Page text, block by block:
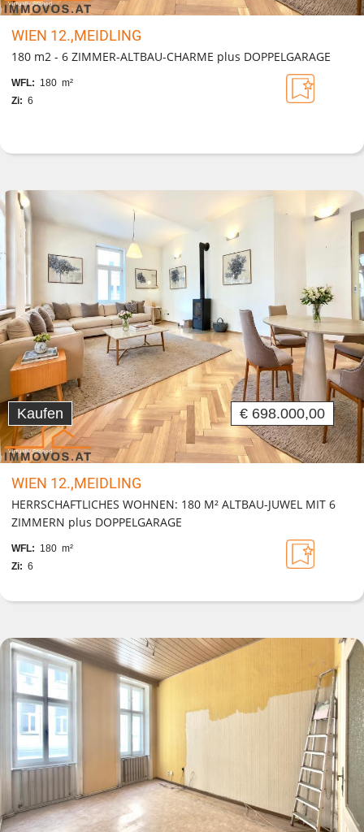
WIEN 12.,MEIDLING
180 m2 - 6 ZIMMER-ALTBAU-CHARME plus DOPPELGARAGE
WFL: 180 m²
Zi: 6
Kaufen € 698.000,00
WIEN 12.,MEIDLING
HERRSCHAFTLICHES WOHNEN: 180 M² ALTBAU-JUWEL MIT 6
ZIMMERN plus DOPPELGARAGE
WFL: 180 m²
Zi: 6